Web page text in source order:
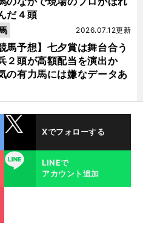
だ４頭
競馬予想】七夕賞は舞台合う
２頭が高額配当を演出か
の有力馬には嫌なデータあ
2026.07.12更新
Xでフォローする
LINEで
アカウント追加